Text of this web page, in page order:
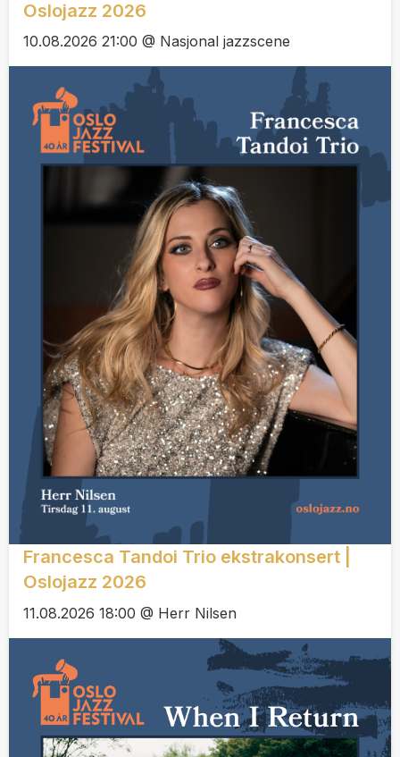
Oslojazz 2026
10.08.2026 21:00 @ Nasjonal jazzscene
Francesca Tandoi Trio ekstrakonsert |
Oslojazz 2026
11.08.2026 18:00 @ Herr Nilsen